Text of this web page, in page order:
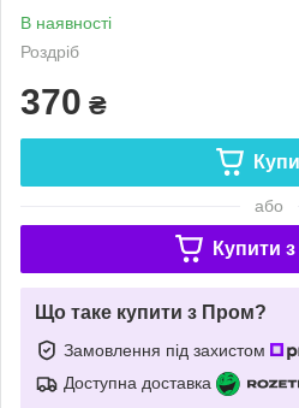
В наявності
Роздріб
370 ₴
або
Купити з
Що таке купити з Пром?
Замовлення під захистом
Доступна доставка